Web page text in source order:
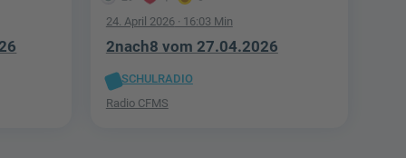
24. April 2026· 16:03 Min
2nach8 vom 27.04.2026
SCHULRADIO
Radio CFMS